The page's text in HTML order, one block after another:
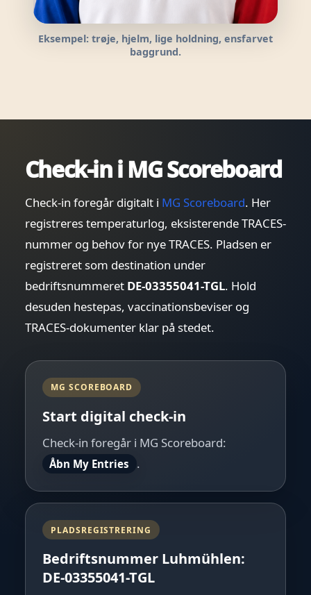
Eksempel: trøje, hjelm, lige holdning, ensfarvet
baggrund.
Check-in i MG Scoreboard
Check-in foregår digitalt i MG Scoreboard. Her
registreres temperaturlog, eksisterende TRACES-
nummer og behov for nye TRACES. Pladsen er
registreret som destination under
bedriftsnummeret DE-03355041-TGL. Hold
desuden hestepas, vaccinationsbeviser og
TRACES-dokumenter klar på stedet.
MG SCOREBOARD
Start digital check-in
Check-in foregår i MG Scoreboard:
Åbn My Entries .
PLADSREGISTRERING
Bedriftsnummer Luhmühlen:
DE-03355041-TGL